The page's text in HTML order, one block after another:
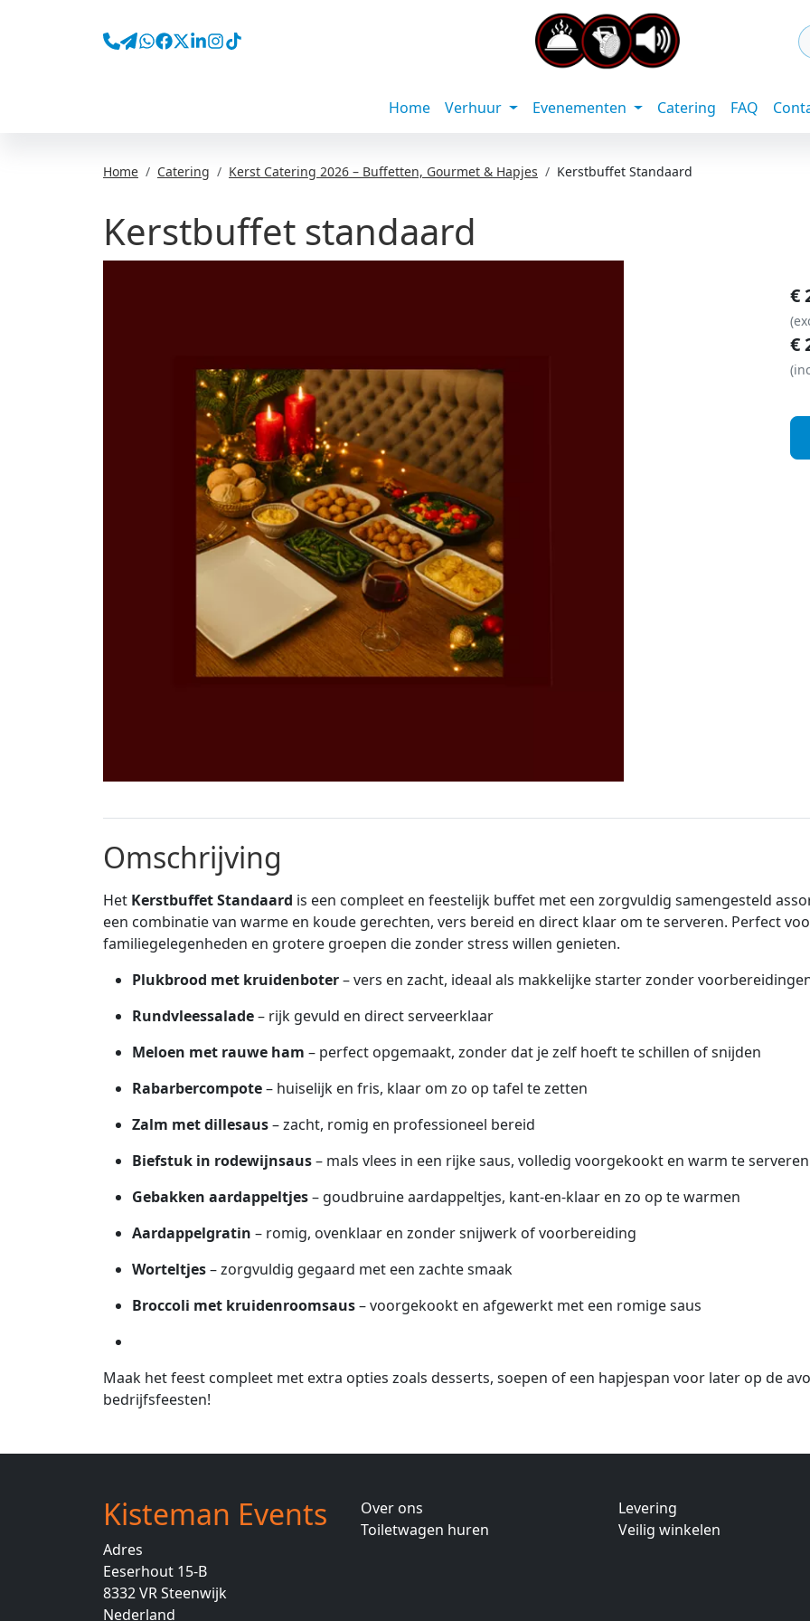
Home Verhuur Evenementen Catering FAQ
Home Catering Kerst Catering 2026 – Buffetten, Gourmet & Hapjes Kerstbuffet Standaard
Kerstbuffet standaard
€
€
Omschrijving
Het Kerstbuffet Standaard is een compleet en feestelijk buffet met een zorgvuldig samengesteld
een combinatie van warme en koude gerechten, vers bereid en direct klaar om te serveren. Perfect
familiegelegenheden en grotere groepen die zonder stress willen genieten.
Plukbrood met kruidenboter– vers en zacht, ideaal als makkelijke starter zonder
Rundvleessalade– rijk gevuld en direct serveerklaar
Meloen met rauwe ham – perfect opgemaakt, zonder dat je zelf hoeft te schillen of snijden
Rabarbercompote– huiselijk en fris, klaar om zo op tafel te zetten
Zalm met dillesaus– zacht, romig en professioneel bereid
Biefstuk in rodewijnsaus– mals vlees in een rijke saus, volledig voorgekookt en warm te serveren
Gebakken aardappeltjes– goudbruine aardappeltjes, kant-en-klaar en zo op te warmen
Aardappelgratin – romig, ovenklaar en zonder snijwerk of voorbereiding
Worteltjes– zorgvuldig gegaard met een zachte smaak
Broccoli met kruidenroomsaus– voorgekookt en afgewerkt met een romige saus
Maak het feest compleet met extra opties zoals desserts, soepen of een hapjespan voor later op de
bedrijfsfeesten!
Kisteman Events
Adres
Eeserhout 15-B
8332 VRSteenwijk
Nederland
Over ons
Toiletwagen huren
Levering
Veilig winkelen